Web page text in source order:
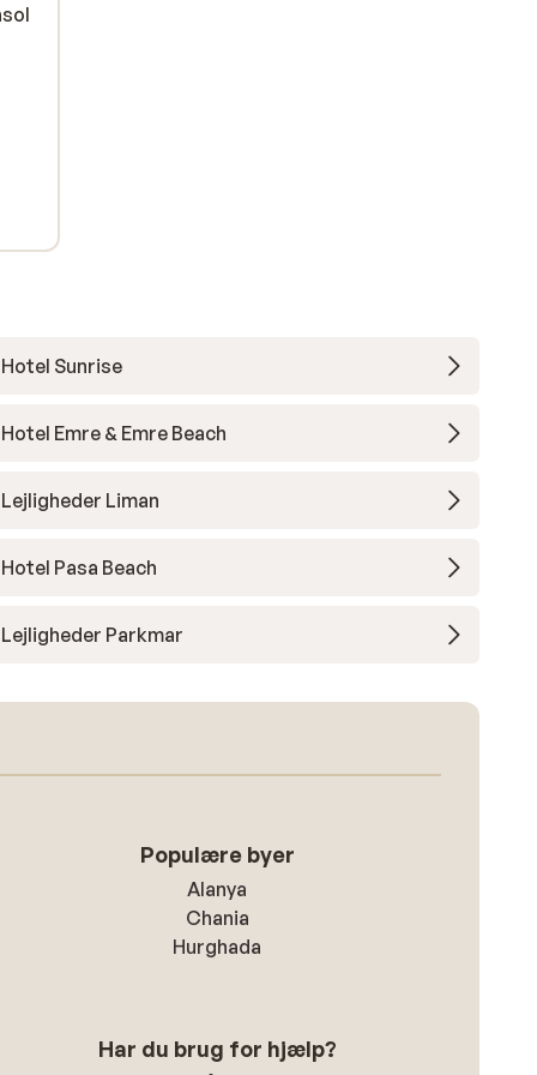
Hotel Sunrise
Hotel Emre & Emre Beach
Lejligheder Liman
Hotel Pasa Beach
Lejligheder Parkmar
Populære byer
Alanya
Chania
Hurghada
Har du brug for hjælp?